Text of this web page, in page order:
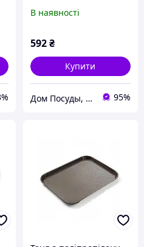
В наявності
592 ₴
Купити
Дом Посуды, интернет-магазин посуды и товаров для кухни 95%